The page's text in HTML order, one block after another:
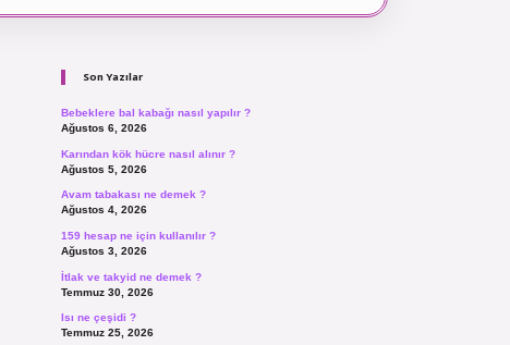
Son Yazılar
Bebeklere bal kabağı nasıl yapılır ?
Ağustos 6, 2026
Karından kök hücre nasıl alınır ?
Ağustos 5, 2026
Avam tabakası ne demek ?
Ağustos 4, 2026
159 hesap ne için kullanılır ?
Ağustos 3, 2026
İtlak ve takyid ne demek ?
Temmuz 30, 2026
Isı ne çeşidi ?
Temmuz 25, 2026